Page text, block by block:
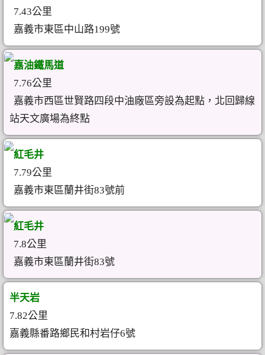
7.43公里
嘉義市東區中山路199號
嘉油鐵馬道
7.76公里
嘉義市西區世賢路四段中油廠區旁設為起點，北回歸線
站天文廣場為終點
紅毛井
7.79公里
嘉義市東區蘭井街83號前
紅毛井
7.8公里
嘉義市東區蘭井街83號
半天岩
7.82公里
嘉義縣番路鄉民和村岩仔6號